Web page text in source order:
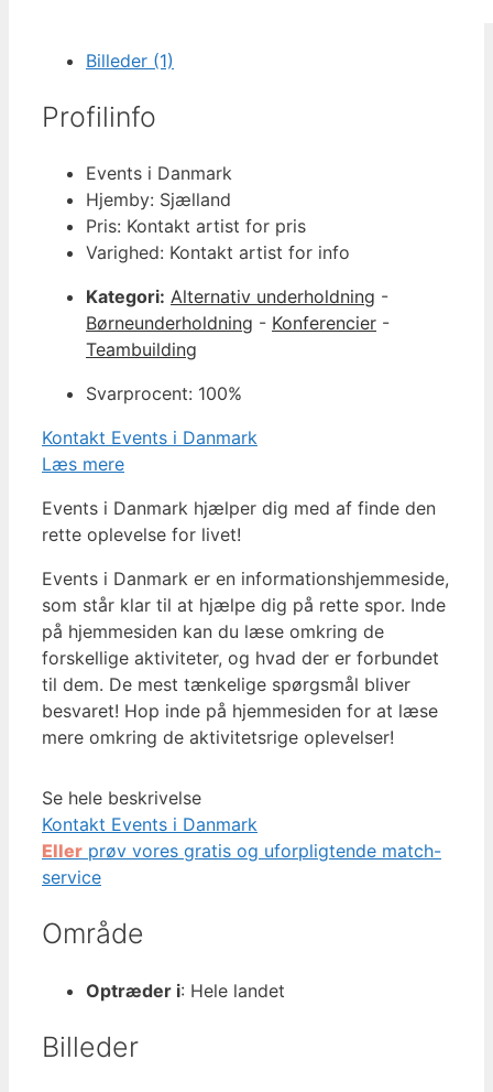
Billeder (1)
Profilinfo
Events i Danmark
Hjemby: Sjælland
Pris: Kontakt artist for pris
Varighed: Kontakt artist for info
Kategori: Alternativ underholdning -
Børneunderholdning - Konferencier -
Teambuilding
Svarprocent: 100%
Kontakt Events i Danmark
Læs mere
Events i Danmark hjælper dig med af finde den
rette oplevelse for livet!
Events i Danmark er en informationshjemmeside,
som står klar til at hjælpe dig på rette spor. Inde
på hjemmesiden kan du læse omkring de
forskellige aktiviteter, og hvad der er forbundet
til dem. De mest tænkelige spørgsmål bliver
besvaret! Hop inde på hjemmesiden for at læse
mere omkring de aktivitetsrige oplevelser!
Se hele beskrivelse
Kontakt Events i Danmark
Eller prøv vores gratis og uforpligtende match-
service
Område
Optræder i: Hele landet
Billeder